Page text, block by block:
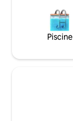
Piscine